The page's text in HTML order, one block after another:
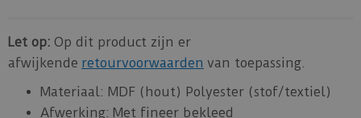
Let op: Op dit product zijn er
afwijkende retourvoorwaarden van toepassing.
Materiaal: MDF (hout) Polyester (stof/textiel)
Afwerking: Met fineer bekleed